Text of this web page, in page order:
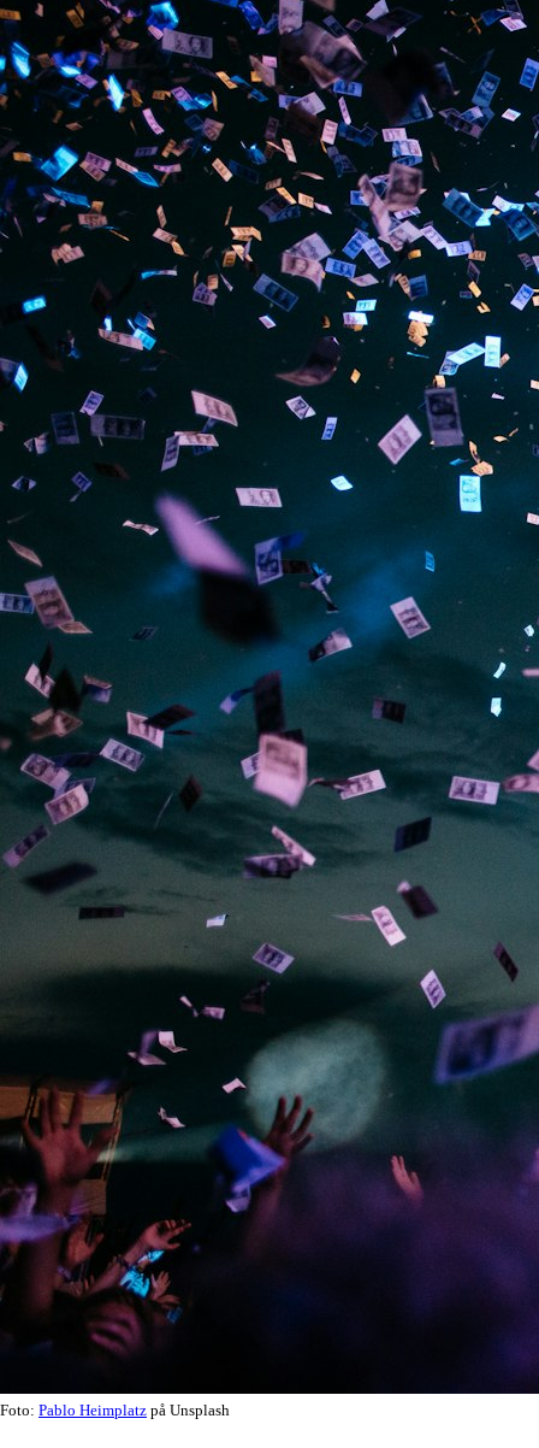
Foto: Pablo Heimplatz på Unsplash